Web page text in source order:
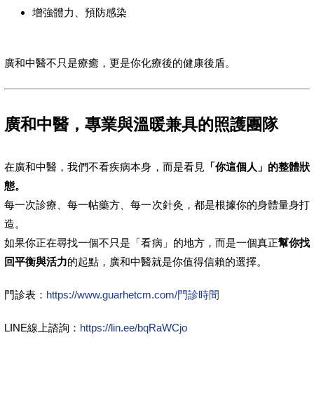
增強體力、預防感染
廣和中醫不只是療癒，更是你化療後的健康後盾。
廣和中醫，專業與溫暖兼具的照護團隊
在廣和中醫，我們不看疾病本身，而是看見 「你這個人」的整體狀
態。
每一次診療、每一帖藥方、每一次針灸，都是根據你的身體量身打
造。
如果你正在尋找一個不只是「看病」的地方，而是一個真正幫你找
回平衡與活力的起點，廣和中醫就是你值得信賴的選擇。
門診表： https://www.guarhetcm.com/門診時間
LINE線上諮詢： https://lin.ee/bqRaWCjo